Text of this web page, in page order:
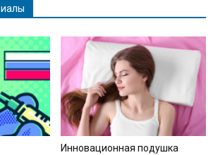
Инновационная подушка